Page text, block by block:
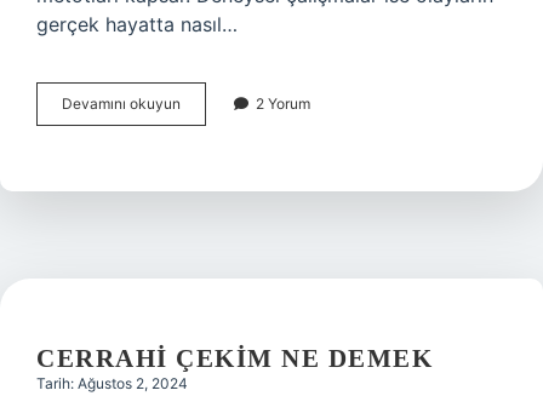
gerçek hayatta nasıl…
Devamını okuyun
nedir
2 Yorum
CERRAHI ÇEKIM NE DEMEK
Tarih: Ağustos 2, 2024